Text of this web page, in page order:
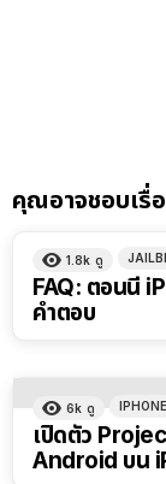
คุณอาจชอบเรื่
1.8k ดู
FAQ: ตอนนี้
คำตอบ
6k ดู IPHONE
เปิดตัว
Android บน